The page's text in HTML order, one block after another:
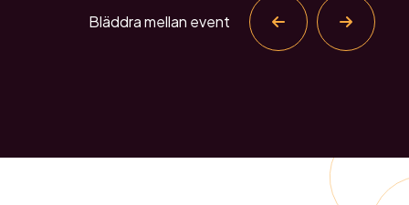
Bläddra mellan event